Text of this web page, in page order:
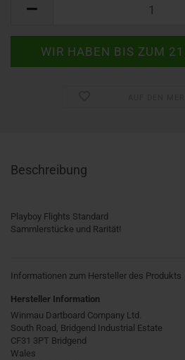
Beschreibung
Playboy Flights Standard
Sammlerstücke und
Informationen zum Hersteller des Produkts
Hersteller Information
Winmau Dartboard Company Ltd.
South Road, Bridgend Industrial Estate
CF31 3PT Bridgend
Wales